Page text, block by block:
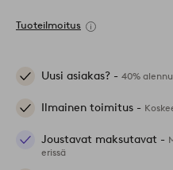
Tuoteilmoitus
Uusi asiakas? - 40%
Ilmainen toimitus -
Joustavat maksutavat -
erissä